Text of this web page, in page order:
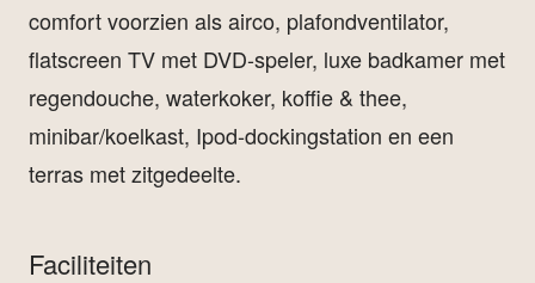
comfort voorzien als airco, plafondventilator,
flatscreen TV met DVD-speler, luxe badkamer met
regendouche, waterkoker, koffie & thee,
minibar/koelkast, Ipod-dockingstation en een
terras met zitgedeelte.
Faciliteiten